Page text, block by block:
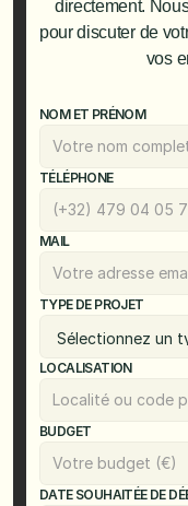
directement.
pour discuter de
vos
NOM ET PRÉNOM
TÉLÉPHONE
MAIL
TYPE DE PROJET
LOCALISATION
BUDGET
DATE SOUHAITÉE DE